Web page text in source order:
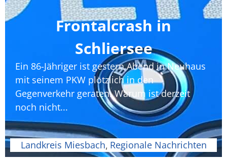
Frontalcrash in
Schliersee
Ein 86-Jähriger ist gestern Abend in Neuhaus
mit seinem PKW plötzlich in den
Gegenverkehr geraten. Warum ist derzeit
noch nicht...
Landkreis Miesbach, Regionale Nachrichten